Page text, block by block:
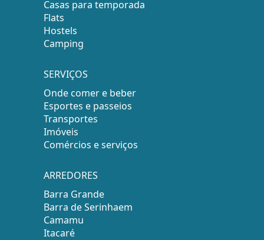
Casas para temporada
Flats
Hostels
Camping
SERVIÇOS
Onde comer e beber
Esportes e passeios
Transportes
Imóveis
Comércios e serviços
ARREDORES
Barra Grande
Barra de Serinhaem
Camamu
Itacaré